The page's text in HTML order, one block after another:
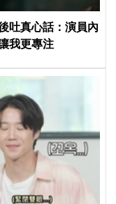
吐真心話：演員內
我更專注